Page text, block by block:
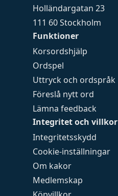
Funktioner
Korsordshjälp
Ordspel
Uttryck och ordspråk
Föreslå nytt ord
Lämna feedback
Integritet och villkor
Integritetsskydd
Cookie-inställningar
Om kakor
Medlemskap
Holländargatan 23
111 60 Stockholm